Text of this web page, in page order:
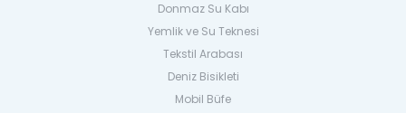
Donmaz Su Kabı
Yemlik ve Su Teknesi
Tekstil Arabası
Deniz Bisikleti
Mobil Büfe